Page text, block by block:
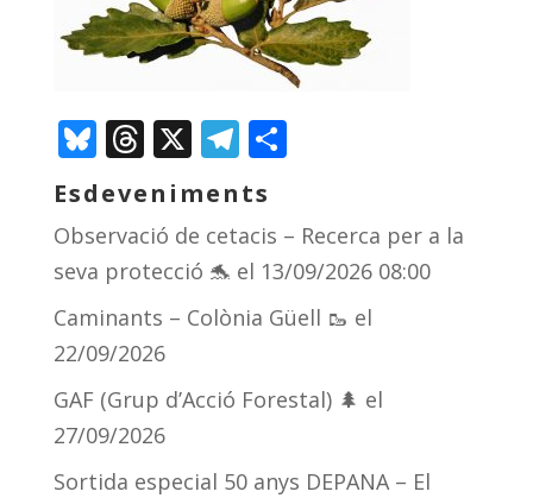
Bluesky
Threads
X Telegram
Comparteix
Esdeveniments
Observació de cetacis – Recerca per a la
seva protecció 🐬 el 13/09/2026 08:00
Caminants – Colònia Güell 🥾 el
22/09/2026
GAF (Grup d’Acció Forestal) 🌲 el
27/09/2026
Sortida especial 50 anys DEPANA – El